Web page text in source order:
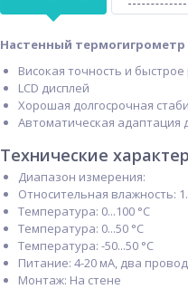
Настенный термогигрометр
Високая точность и
LCD дисплей
Хорошая долгосрочная
Автоматическая
Технические
Диапазон измерения:
Относительная влажность:
Температура: 0...100 °C
Температура: 0...50 °C
Температура: -50...50 °C
Питание: 4-20 мА, два
Монтаж: На стене